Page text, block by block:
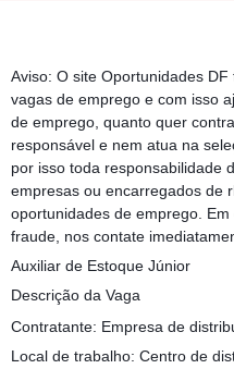
Aviso: O site Oportunidades
vagas de emprego e com isso
de emprego, quanto quer
responsável e nem atua na
por isso toda responsabilidade
empresas ou encarregados de
oportunidades de emprego.
fraude, nos contate
Auxiliar de Estoque Júnior
Descrição da Vaga
Contratante: Empresa de
Local de trabalho: Centro de